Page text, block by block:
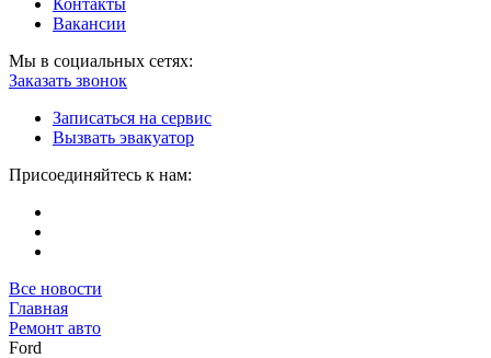
Контакты
Вакансии
Мы в социальных сетях:
Заказать звонок
Записаться на сервис
Вызвать эвакуатор
Присоединяйтесь к нам:
Все новости
Главная
Ремонт авто
Ford